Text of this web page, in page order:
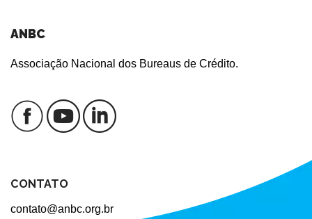
ANBC
Associação Nacional dos Bureaus de Crédito.
CONTATO
contato@anbc.org.br